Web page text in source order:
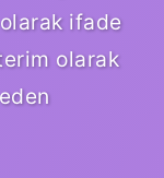
ifade
olarak